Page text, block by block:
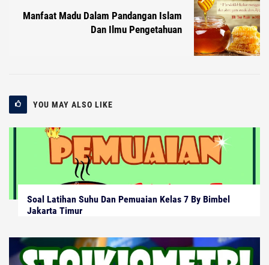
Manfaat Madu Dalam Pandangan Islam
Dan Ilmu Pengetahuan
YOU MAY ALSO LIKE
Soal Latihan Suhu Dan Pemuaian Kelas 7 By Bimbel
Jakarta Timur